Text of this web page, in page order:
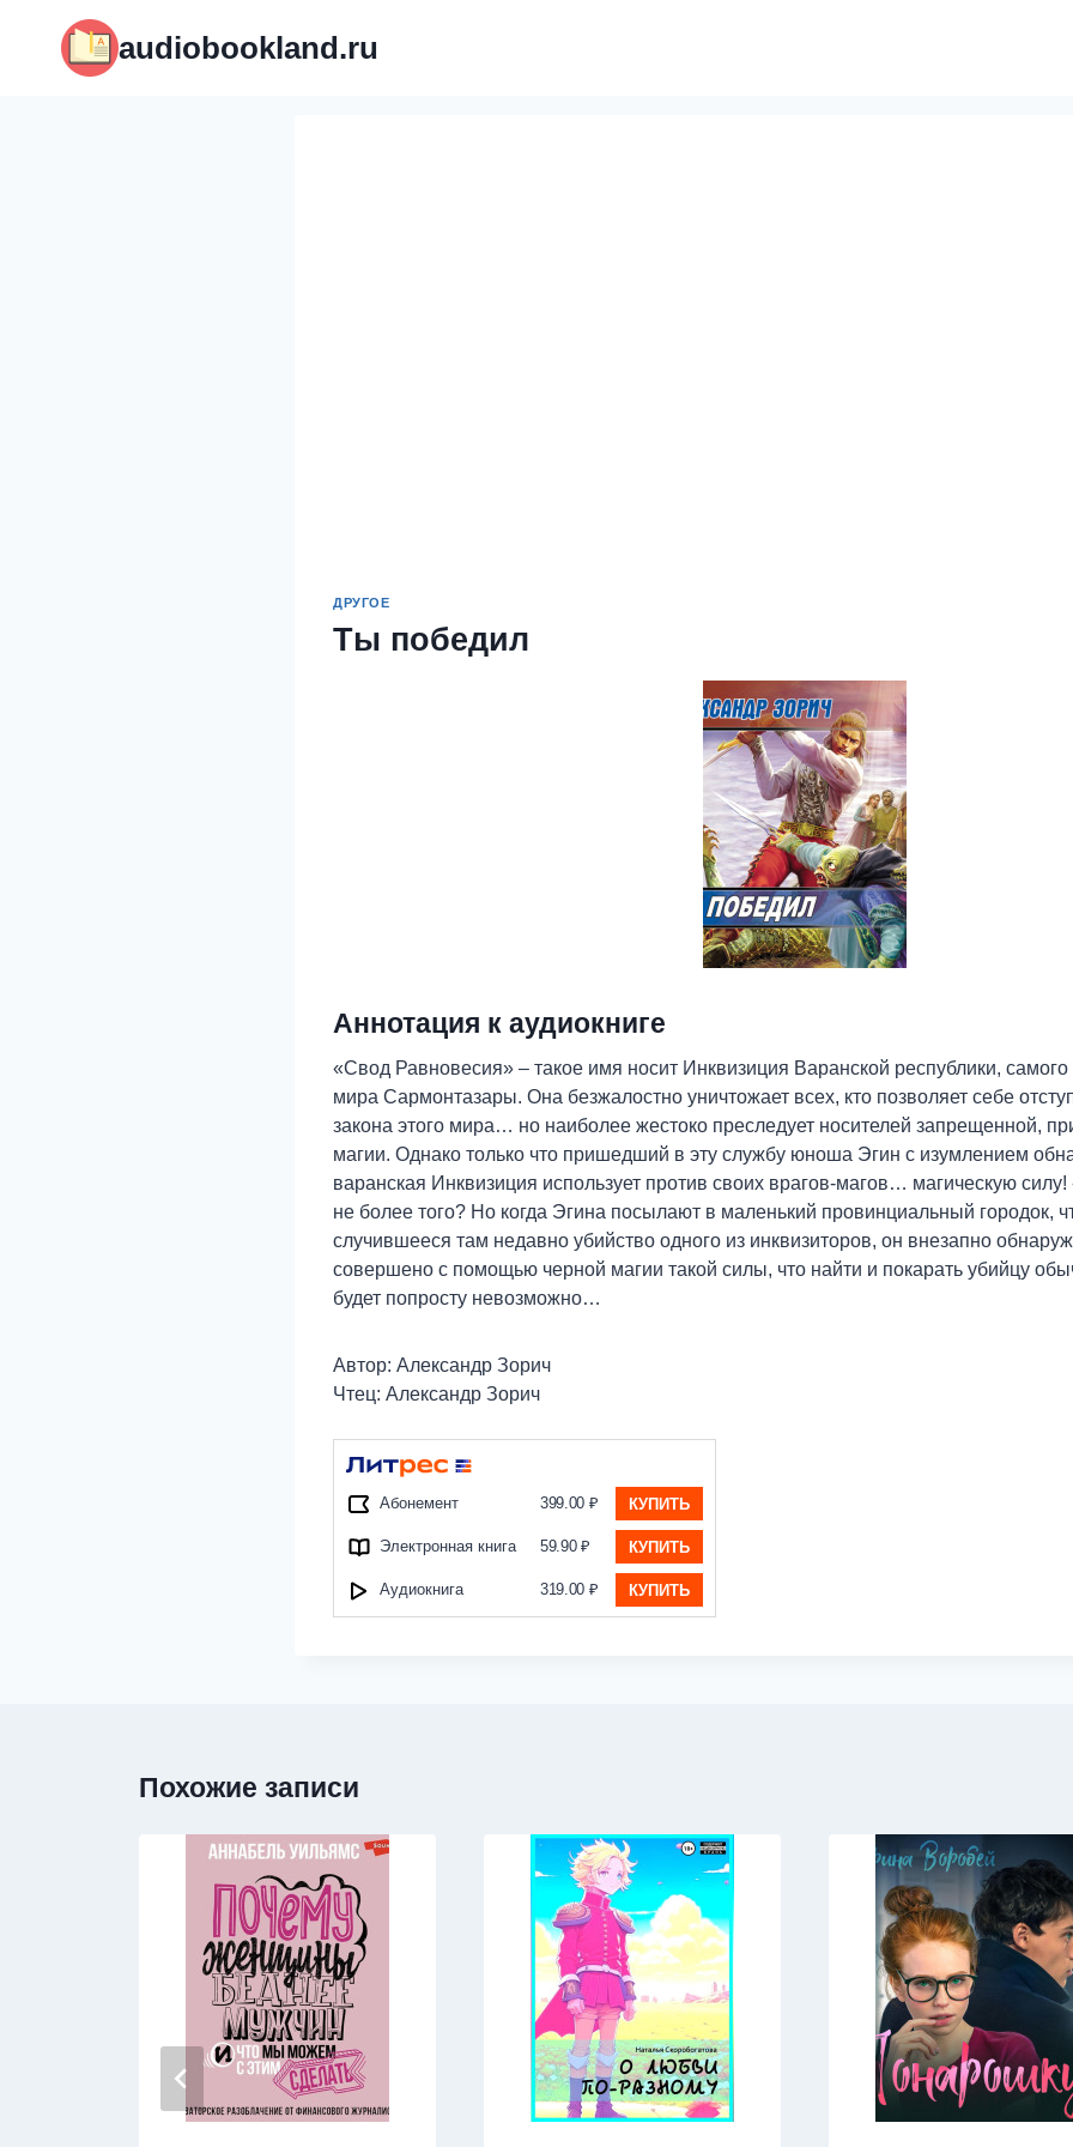
содержимому
audiobookland.ru
ДРУГОЕ
Ты победил
Аннотация к аудиокниге
«Свод Равновесия» – такое имя носит Инквизиция Варанской республики, самого
мира Сармонтазары. Она безжалостно уничтожает всех, кто позволяет себе
закона этого мира… но наиболее жестоко преследует носителей запрещенной,
магии. Однако только что пришедший в эту службу юноша Эгин с изумлением
варанская Инквизиция использует против своих врагов-магов… магическую
не более того? Но когда Эгина посылают в маленький провинциальный городок,
случившееся там недавно убийство одного из инквизиторов, он внезапно
совершено с помощью черной магии такой силы, что найти и покарать убийцу
будет попросту невозможно…
Автор: Александр Зорич
Чтец: Александр Зорич
Абонемент 399.00 ₽ КУПИТЬ
Электронная книга 59.90 ₽ КУПИТЬ
Аудиокнига 319.00 ₽ КУПИТЬ
Похожие записи